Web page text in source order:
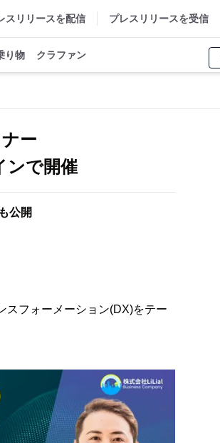
スリリースを配信 プレスリリースを受信
り物 クラファン
ナー
ンで開催
公開
スフォーメーション(DX)をテー